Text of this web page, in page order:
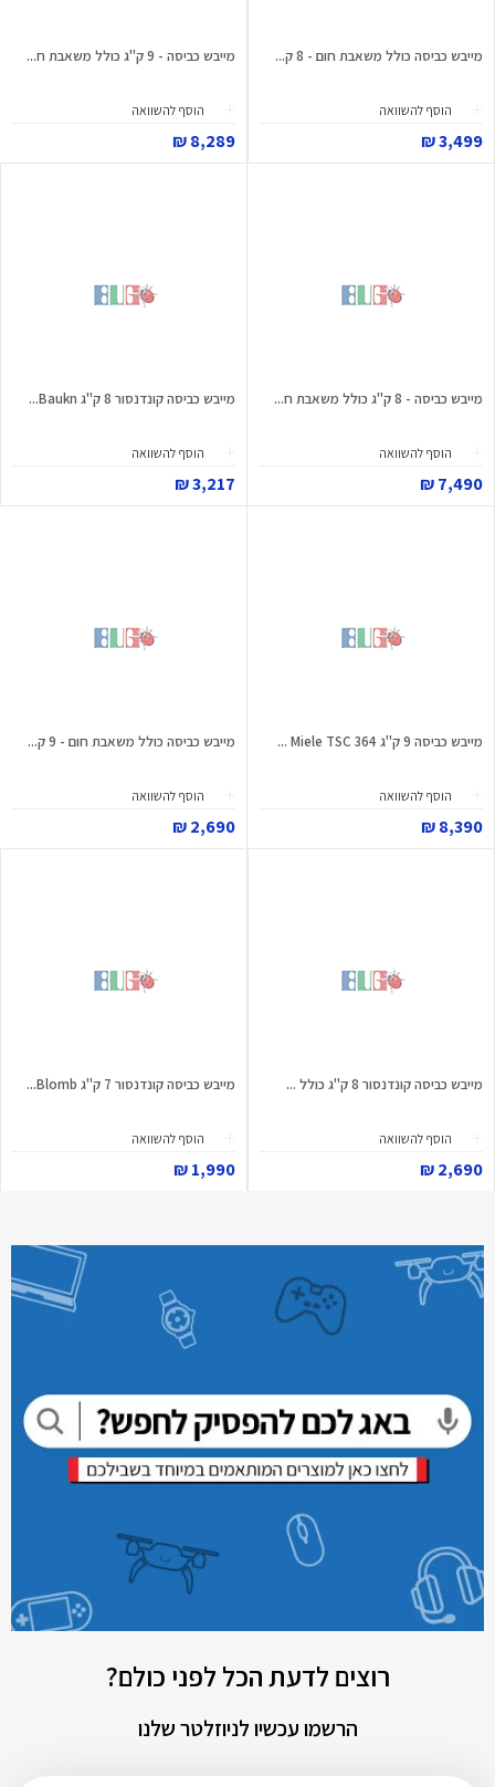
מייבש כביסה כולל משאבת חום - 8 ק...
הוסף להשוואה
3,499 ₪
מייבש כביסה - 9 ק"ג כולל משאבת ח...
הוסף להשוואה
8,289 ₪
מייבש כביסה - 8 ק"ג כולל משאבת ח...
הוסף להשוואה
7,490 ₪
מייבש כביסה קונדנסור 8 ק"ג Baukn...
הוסף להשוואה
3,217 ₪
מייבש כביסה 9 ק"ג Miele TSC 364 ...
הוסף להשוואה
8,390 ₪
מייבש כביסה כולל משאבת חום - 9 ק...
הוסף להשוואה
2,690 ₪
מייבש כביסה קונדנסור 8 ק"ג כולל ...
הוסף להשוואה
2,690 ₪
מייבש כביסה קונדנסור 7 ק"ג Blomb...
הוסף להשוואה
1,990 ₪
רוצים לדעת הכל לפני כולם?
הרשמו עכשיו לניוזלטר שלנו